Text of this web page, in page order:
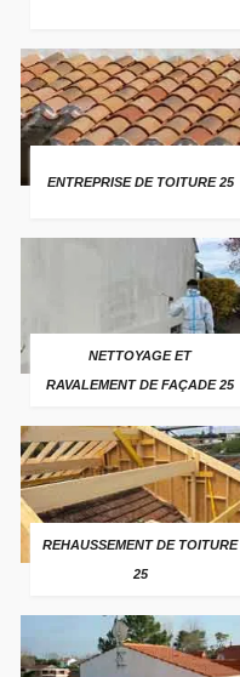
ENTREPRISE DE TOITURE 25
NETTOYAGE ET
RAVALEMENT DE FAÇADE 25
REHAUSSEMENT DE TOITURE
25